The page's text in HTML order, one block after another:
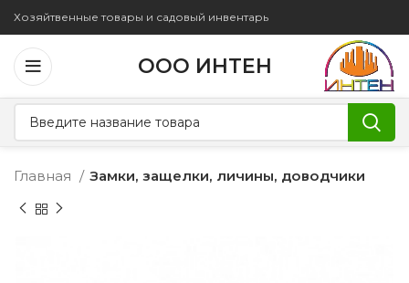
Хозяйтвенные товары и садовый инвентарь
ООО ИНТЕН
Главная Замки, защелки, личины, доводчики